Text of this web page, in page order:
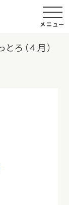
メニュー
とろ（４月）